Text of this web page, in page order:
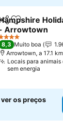
Adicionar
Arrowtown
preços
Estrelas
8,3 Muito boa
Arrowtown, a 17.1
Locais para
sem energia
os preços